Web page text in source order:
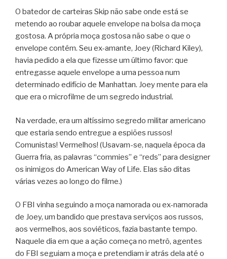
O batedor de carteiras Skip não sabe onde está se
metendo ao roubar aquele envelope na bolsa da moça
gostosa. A própria moça gostosa não sabe o que o
envelope contém. Seu ex-amante, Joey (Richard Kiley),
havia pedido a ela que fizesse um último favor: que
entregasse aquele envelope a uma pessoa num
determinado edifício de Manhattan. Joey mente para ela
que era o microfilme de um segredo industrial.
Na verdade, era um altíssimo segredo militar americano
que estaria sendo entregue a espiões russos!
Comunistas! Vermelhos! (Usavam-se, naquela época da
Guerra fria, as palavras “commies” e “reds” para designer
os inimigos do American Way of Life. Elas são ditas
várias vezes ao longo do filme.)
O FBI vinha seguindo a moça namorada ou ex-namorada
de Joey, um bandido que prestava serviços aos russos,
aos vermelhos, aos soviéticos, fazia bastante tempo.
Naquele dia em que a ação começa no metrô, agentes
do FBI seguiam a moça e pretendiam ir atrás dela até o